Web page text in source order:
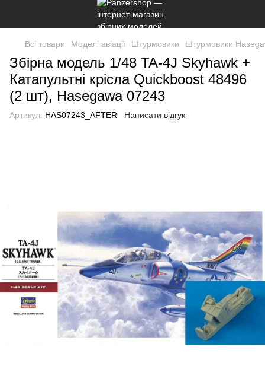
Всі товари Моделі авіації Штурмовики Штурмовики
Збірна модель 1/48 TA-4J Skyhawk +
Катапультні крісла Quickboost 48496
(2 шт), Hasegawa 07243
Артикул: HAS07243_AFTER Написати відгук